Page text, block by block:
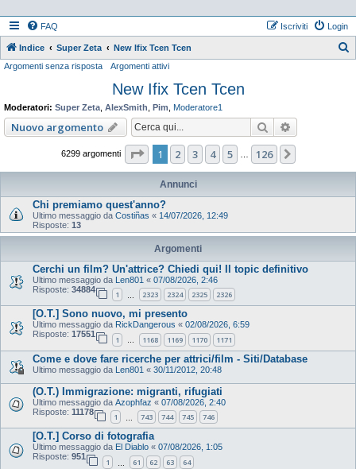
FAQ Login
Iscriviti
Indice Super Zeta New Ifix Tcen Tcen
Argomenti senza risposta Argomenti attivi
New Ifix Tcen Tcen
Moderatori: Super Zeta AlexSmith Pim Moderatore1
Nuovo argomento Cerca
6299 argomenti Pagina di 126
1 2 3 4 5 126
Annunci
Chi premiamo quest'anno?
Ultimo messaggio da Costiñas « 14/07/2026, 12:49
Risposte: 13
Argomenti
Cerchi un film? Un'attrice? Chiedi qui! Il topic definitivo
Ultimo messaggio da Len801 « 07/08/2026, 2:46
Risposte: 34884
1 2323 2324 2325 2326
[O.T.] Sono nuovo, mi presento
Ultimo messaggio da RickDangerous « 02/08/2026, 6:59
Risposte: 17551
1 … 1168 1169 1170 1171
Come e dove fare ricerche per attrici/film - Siti/Database
Ultimo messaggio da Len801 « 30/11/2012, 20:48
(O.T.) Immigrazione: migranti, rifugiati
Ultimo messaggio da Azophfaz « 07/08/2026, 2:40
Risposte: 11178
1 743 744 745 746
[O.T.] Corso di fotografia
Ultimo messaggio da El Diablo « 07/08/2026, 1:05
Risposte: 951
1 61 62 63 64